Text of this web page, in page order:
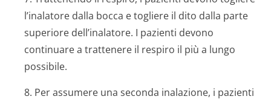
l’inalatore dalla bocca e togliere il dito dalla parte
superiore dell’inalatore. I pazienti devono
continuare a trattenere il respiro il più a lungo
possibile.
8. Per assumere una seconda inalazione, i pazienti